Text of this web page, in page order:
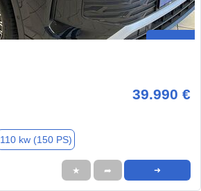
39.990 €
110 kw (150 PS)
★ ➦ ➜